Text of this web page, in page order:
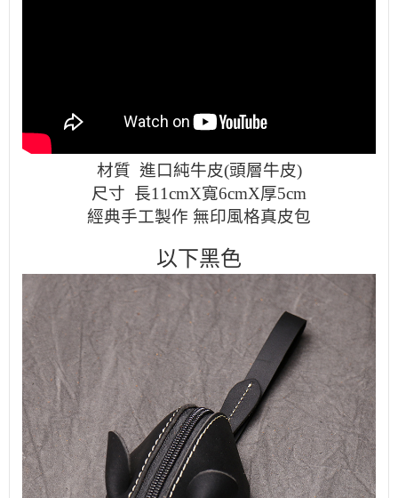
材質 進口純牛皮(頭層牛皮)
尺寸 長11cmX寬6cmX厚5cm
經典手工製作 無印風格真皮包
以下黑色